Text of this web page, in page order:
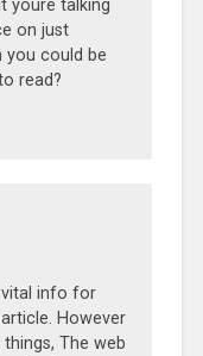
youre talking
on just
you could be
read?
vital info for
However
The web